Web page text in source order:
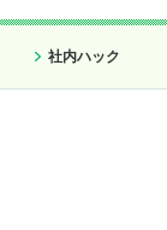
社内ハック